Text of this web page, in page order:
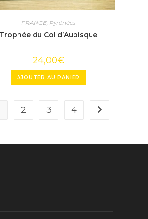
FRANCE, Pyrénées
Trophée du Col d’Aubisque
24,00€
AJOUTER AU PANIER
2 3 4